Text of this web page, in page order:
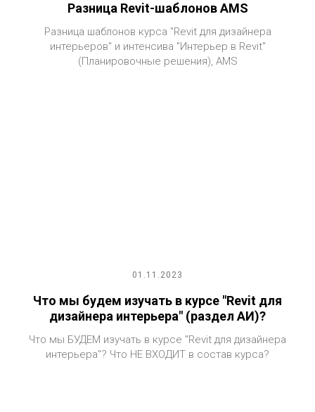
Разница Revit-шаблонов AMS
Разница шаблонов курса "Revit для дизайнера
интерьеров" и интенсива "Интерьер в Revit"
(Планировочные решения), AMS
01.11.2023
Что мы будем изучать в курсе "Revit для
дизайнера интерьера" (раздел АИ)?
Что мы БУДЕМ изучать в курсе "Revit для дизайнера
интерьера"? Что НЕ ВХОДИТ в состав курса?